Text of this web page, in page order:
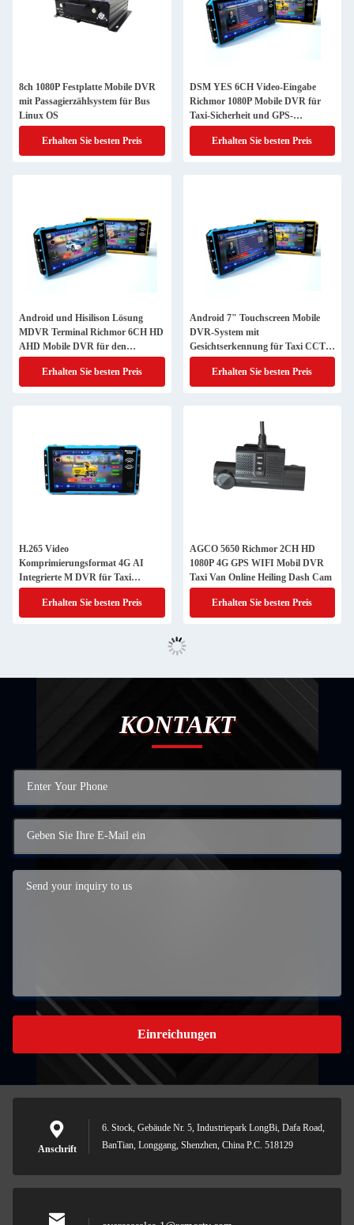
8ch 1080P Festplatte Mobile DVR
mit Passagierzählsystem für Bus
Linux OS
Erhalten Sie besten Preis
DSM YES 6CH Video-Eingabe
Richmor 1080P Mobile DVR für
Taxi-Sicherheit und GPS-
Navigation
Erhalten Sie besten Preis
Android und Hisilison Lösung
MDVR Terminal Richmor 6CH HD
AHD Mobile DVR für den
Transport mit Taxi-Lkw
Erhalten Sie besten Preis
Android 7" Touchscreen Mobile
DVR-System mit
Gesichtserkennung für Taxi CCTV-
System
Erhalten Sie besten Preis
H.265 Video
Komprimierungsformat 4G AI
Integrierte M DVR für Taxi
Kamera GPS-System
Erhalten Sie besten Preis
AGCO 5650 Richmor 2CH HD
1080P 4G GPS WIFI Mobil DVR
Taxi Van Online Heiling Dash Cam
Erhalten Sie besten Preis
KONTAKT
Einreichungen
Anschrift
6. Stock, Gebäude Nr. 5, Industriepark LongBi, Dafa Road,
BanTian, Longgang, Shenzhen, China P.C. 518129